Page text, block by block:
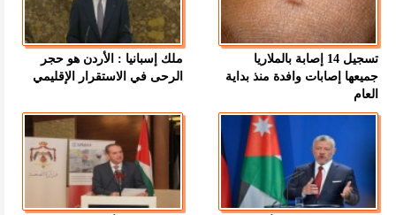
تسجيل 14 إصابة بالملاريا
جميعها إصابات وافدة منذ بداية
العام
ملك إسبانيا : الأردن هو حجر
الرحى في الاستقرار الإقليمي